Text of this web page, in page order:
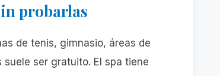
probarlas
de tenis, gimnasio, áreas de
ser gratuito. El spa tiene